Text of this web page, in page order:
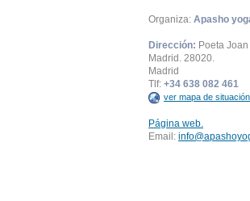
Organiza: Apasho
Dirección: Poeta
Madrid. 28020.
Madrid
Tlf: +34 638 082 461
ver mapa de situación
Página web.
Email: